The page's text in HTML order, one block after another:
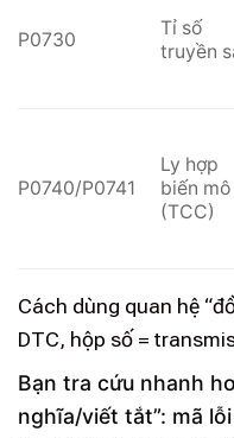
P0730
Tỉ số
truyền
P0740/P0741
Ly hợp
biến mô
(TCC)
Cách dùng quan hệ
DTC, hộp số =
Bạn tra cứu nhanh
nghĩa/viết tắt”: mã